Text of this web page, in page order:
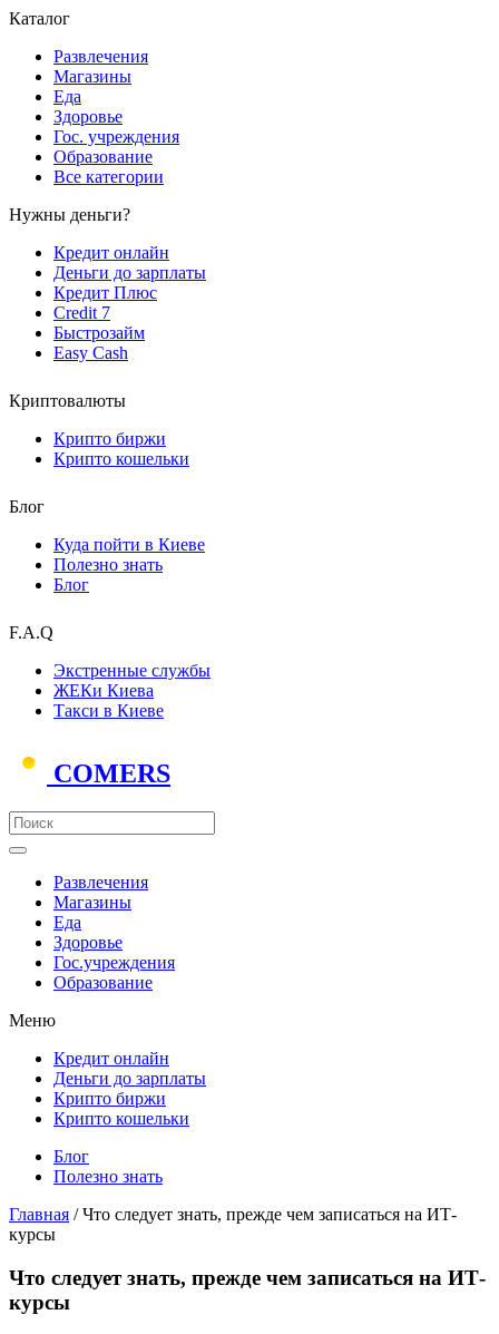
Каталог
Развлечения
Магазины
Еда
Здоровье
Гос. учреждения
Образование
Все категории
Нужны деньги?
Кредит онлайн
Деньги до зарплаты
Кредит Плюс
Credit 7
Быстрозайм
Easy Cash
Криптовалюты
Крипто биржи
Крипто кошельки
Блог
Куда пойти в Киеве
Полезно знать
Блог
F.A.Q
Экстренные службы
ЖЕКи Киева
Такси в Киеве
COMERS
Развлечения
Магазины
Еда
Здоровье
Гос.учреждения
Образование
Меню
Кредит онлайн
Деньги до зарплаты
Крипто биржи
Крипто кошельки
Блог
Полезно знать
Главная / Что следует знать, прежде чем записаться на ИТ-
курсы
Что следует знать, прежде чем записаться на ИТ-
курсы